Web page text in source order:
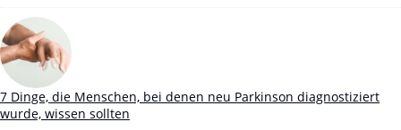
7 Dinge, die Menschen, bei denen neu Parkinson diagnostiziert
wurde, wissen sollten